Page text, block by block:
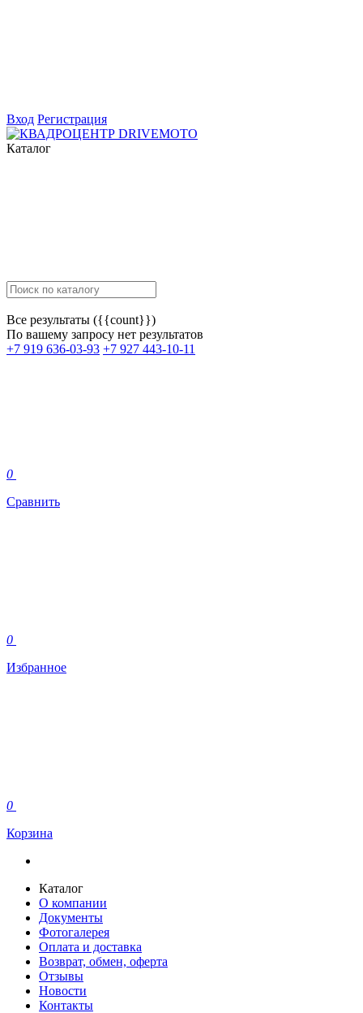
Вход Регистрация
Каталог
Все результаты ({{count}})
По вашему запросу нет результатов
+7 919 636-03-93 +7 927 443-10-11
0
Сравнить
0
Избранное
0
Корзина
Каталог
О компании
Документы
Фотогалерея
Оплата и доставка
Возврат, обмен, оферта
Отзывы
Новости
Контакты